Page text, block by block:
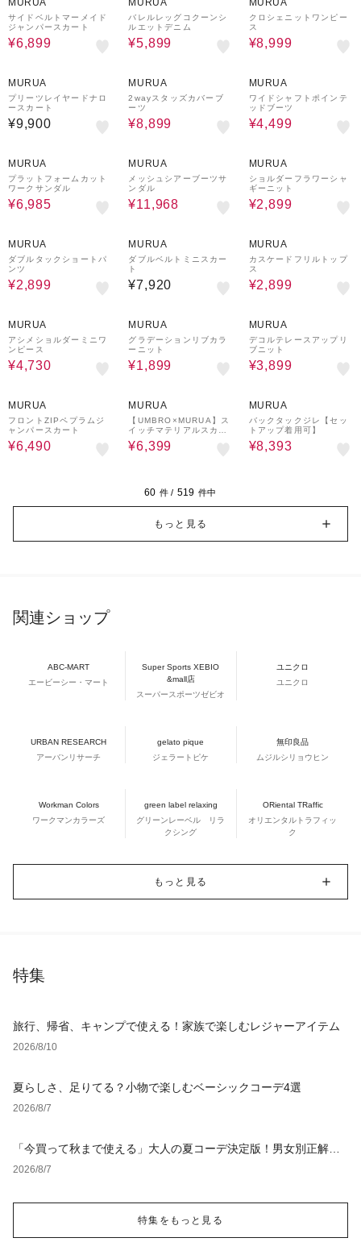
MURUA
サイドベルトマーメイド
ジャンパースカート
¥6,899
MURUA
バレルレッグコクーンシ
ルエットデニム
¥5,899
MURUA
クロシェニットワンピー
ス
¥8,999
MURUA
プリーツレイヤードナロ
ースカート
¥9,900
MURUA
2wayスタッズカバーブ
ーツ
¥8,899
MURUA
ワイドシャフトポインテ
ッドブーツ
¥4,499
MURUA
プラットフォームカット
ワークサンダル
¥6,985
MURUA
メッシュシアーブーツサ
ンダル
¥11,968
MURUA
ショルダーフラワーシャ
ギーニット
¥2,899
MURUA
ダブルタックショートパ
ンツ
¥2,899
MURUA
ダブルベルトミニスカー
ト
¥7,920
MURUA
カスケードフリルトップ
ス
¥2,899
MURUA
アシメショルダーミニワ
ンピース
¥4,730
MURUA
グラデーションリブカラ
ーニット
¥1,899
MURUA
デコルテレースアップリ
ブニット
¥3,899
MURUA
フロントZIPペプラムジ
ャンパースカート
¥6,490
MURUA
【UMBRO×MURUA】ス
イッチマテリアルスカー
ト
¥6,399
MURUA
バックタックジレ【セッ
トアップ着用可】
¥8,393
60 件 / 519 件中
もっと見る
関連ショップ
ABC-MART
エービーシー・マート
Super Sports XEBIO
&mall店
スーパースポーツゼビオ
ユニクロ
ユニクロ
URBAN RESEARCH
アーバンリサーチ
gelato pique
ジェラートピケ
無印良品
ムジルシリョウヒン
Workman Colors
ワークマンカラーズ
green label relaxing
グリーンレーベル リラ
クシング
ORiental TRaffic
オリエンタルトラフィッ
ク
もっと見る
特集
旅行、帰省、キャンプで使える！家族で楽しむレジャーアイテム
2026/8/10
夏らしさ、足りてる？小物で楽しむベーシックコーデ4選
2026/8/7
「今買って秋まで使える」大人の夏コーデ決定版！男女別正解ス
タイルとNGな着こなし
2026/8/7
特集をもっと見る